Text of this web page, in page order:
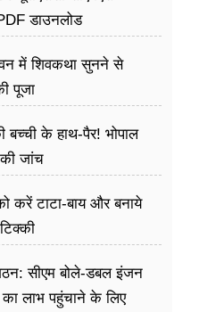
डाउनलोड
में शिवकथा सुनने से
पूजा
बच्ची के हाथ-पैर! भोपाल
जांच
टाटा-बाय और बनाये
सीएम बोले-डबल इंजन
लाभ पहुंचाने के लिए